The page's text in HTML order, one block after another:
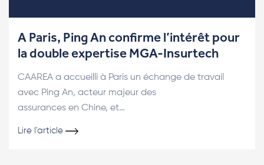
A Paris, Ping An confirme l’intérêt pour
la double expertise MGA-Insurtech
CAAREA a accueilli à Paris un échange de travail
avec Ping An, acteur majeur des
assurances en Chine, et…
Lire l'article